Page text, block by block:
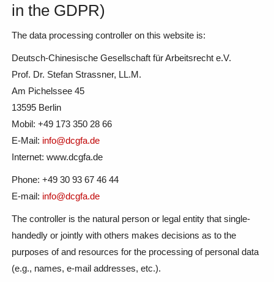
in the GDPR)
The data processing controller on this website is:
Deutsch-Chinesische Gesellschaft für Arbeitsrecht e.V.
Prof. Dr. Stefan Strassner, LL.M.
Am Pichelssee 45
13595 Berlin
Mobil: +49 173 350 28 66
E-Mail: info@dcgfa.de
Internet: www.dcgfa.de
Phone: +49 30 93 67 46 44
E-mail: info@dcgfa.de
The controller is the natural person or legal entity that single-
handedly or jointly with others makes decisions as to the
purposes of and resources for the processing of personal data
(e.g., names, e-mail addresses, etc.).